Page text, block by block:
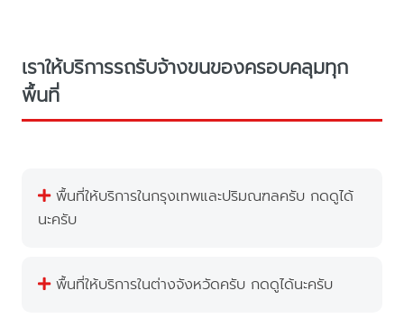
เราให้บริการรถรับจ้างขนของครอบคลุมทุก
พื้นที่
พื้นที่ให้บริการในกรุงเทพและปริมณฑลครับ กดดูได้
นะครับ
พื้นที่ให้บริการในต่างจังหวัดครับ กดดูได้นะครับ